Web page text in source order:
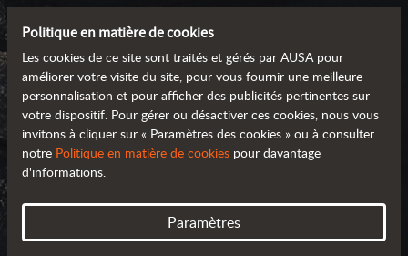
Politique en matière de cookies
Les cookies de ce site sont traités et gérés par AUSA pour
améliorer votre visite du site, pour vous fournir une meilleure
personnalisation et pour afficher des publicités pertinentes sur
votre dispositif. Pour gérer ou désactiver ces cookies, nous vous
invitons à cliquer sur « Paramètres des cookies » ou à consulter
notre Politique en matière de cookies pour davantage
d'informations.
Paramètres